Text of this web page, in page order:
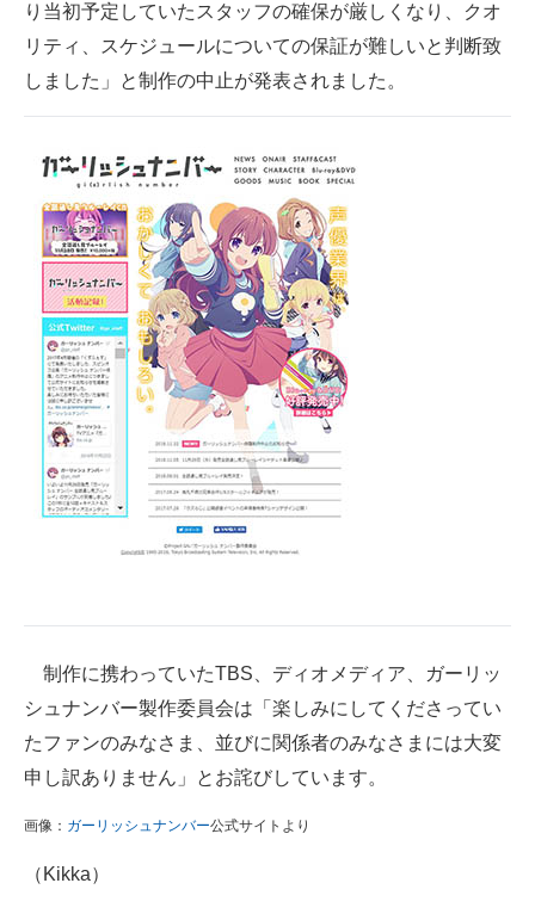
エレクトロニクス専門サイト
建設×テクノロジーの最前線
ちょっと気になるネットの話題
り当初予定していたスタッフの確保が厳しくなり、クオ
リティ、スケジュールについての保証が難しいと判断致
しました」と制作の中止が発表されました。
制作に携わっていたTBS、ディオメディア、ガーリッ
シュナンバー製作委員会は「楽しみにしてくださってい
たファンのみなさま、並びに関係者のみなさまには大変
申し訳ありません」とお詫びしています。
画像： ガーリッシュナンバー公式サイトより
（Kikka）